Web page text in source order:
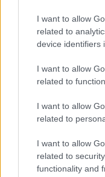
I want to allow
related to
device identifiers
I want to allow
related to
I want to allow
related to
I want to allow
related to
functionality and
A színésznő
Vitéz lélekés a
Ugyanúgy darabra
Kecskeméten, az
Terveiről szólva
egykori
valami újat. Évek
most lenne